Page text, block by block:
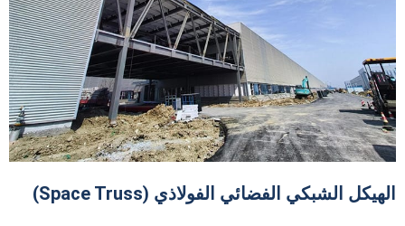
الهيكل الشبكي الفضائي الفولاذي (Space Truss)